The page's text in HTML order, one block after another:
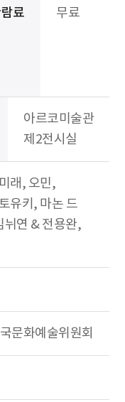
료 무료
아르코미술관
제2전시실
래, 오민,
유키, 마논 드
뉘연 & 전용완,
문화예술위원회